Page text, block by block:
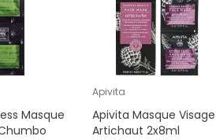
Masque
Apivita
Apivita Masque Visage
Artichaut 2x8ml